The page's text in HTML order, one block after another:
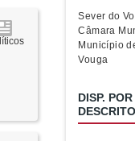
Sever do
Câmara
Município
Vouga
DISP. POR